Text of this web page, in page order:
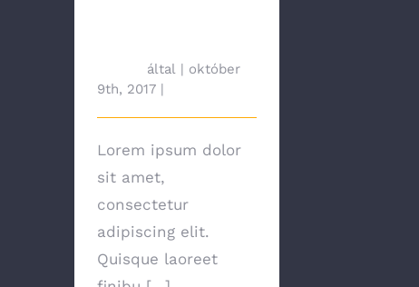
által | október
9th, 2017 |
Lorem ipsum dolor
sit amet,
consectetur
adipiscing elit.
Quisque laoreet